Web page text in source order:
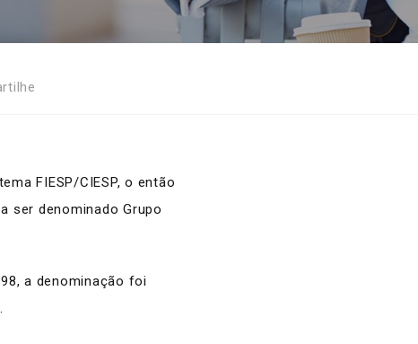
FIESP/CIESP, o então
ser denominado Grupo
a denominação foi